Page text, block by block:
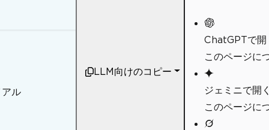
ル
LLM向けのコピー
ChatGPTで開
このページに
ジェミニで開
このページに